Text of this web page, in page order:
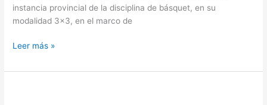
instancia provincial de la disciplina de básquet, en su
modalidad 3×3, en el marco de
Leer más »